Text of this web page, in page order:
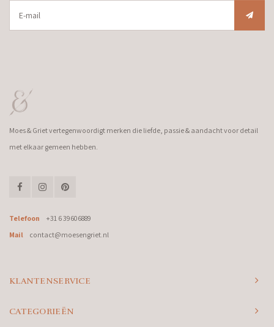
Moes & Griet vertegenwoordigt merken die liefde, passie & aandacht voor detail
met elkaar gemeen hebben.
Telefoon
+31 6 39606889
Mail
contact@moesengriet.nl
KLANTENSERVICE
CATEGORIEËN